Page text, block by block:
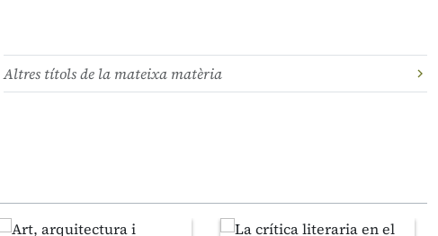
Altres títols de la mateixa matèria